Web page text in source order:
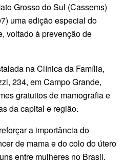
Grosso do Sul (Cassems)
uma edição especial do
voltado à prevenção de
na Clínica da Família,
234, em Campo Grande,
gratuitos de mamografia e
da capital e região.
a importância do
de mama e do colo do útero
entre mulheres no Brasil.